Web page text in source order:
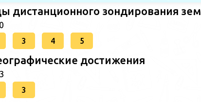
дистанционного зондирования
3 4 5
достижения
3